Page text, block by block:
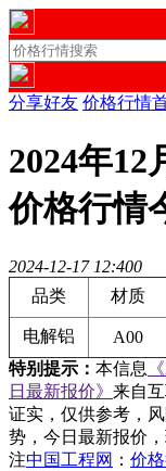
分享好友 价格行情
2024年12
价格行情
2024-12-17 12:400
品类
材质
电解铝 A00
特别提示： 本信息
日最新报价》 来自
证实，仅供参考，
势，今日最新报价
注中国工程网 ： 价